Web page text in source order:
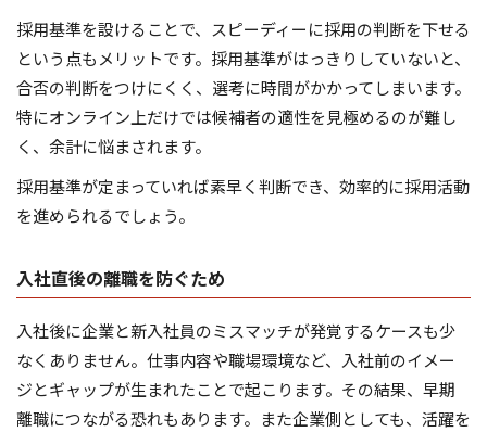
採用基準を設けることで、スピーディーに採用の判断を下せる
という点もメリットです。採用基準がはっきりしていないと、
合否の判断をつけにくく、選考に時間がかかってしまいます。
特にオンライン上だけでは候補者の適性を見極めるのが難し
く、余計に悩まされます。
採用基準が定まっていれば素早く判断でき、効率的に採用活動
を進められるでしょう。
入社直後の離職を防ぐため
入社後に企業と新入社員のミスマッチが発覚するケースも少
なくありません。仕事内容や職場環境など、入社前のイメー
ジとギャップが生まれたことで起こります。その結果、早期
離職につながる恐れもあります。また企業側としても、活躍を